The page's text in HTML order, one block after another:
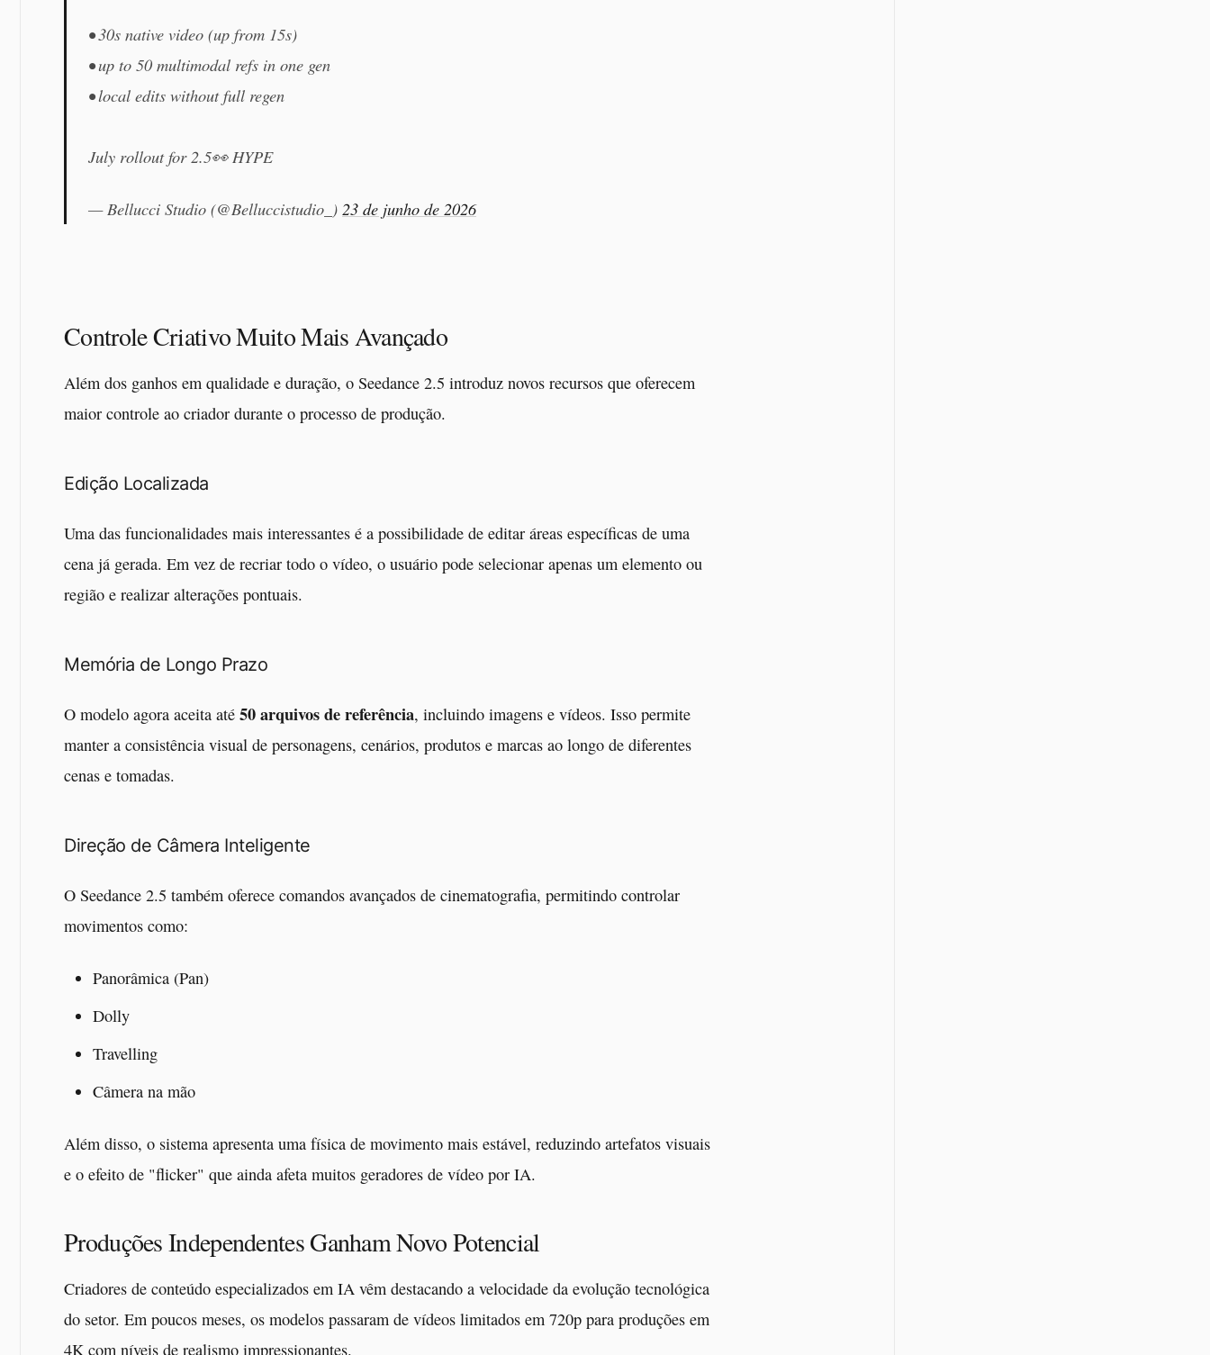
• 30s native video (up from 15s)
• up to 50 multimodal refs in one gen
• local edits without full regen
July rollout for 2.5👀 HYPE
— Bellucci Studio (@Belluccistudio_) 23 de junho de 2026
Controle Criativo Muito Mais Avançado
Além dos ganhos em qualidade e duração, o Seedance 2.5 introduz novos recursos que oferecem
maior controle ao criador durante o processo de produção.
Edição Localizada
Uma das funcionalidades mais interessantes é a possibilidade de editar áreas específicas de uma
cena já gerada. Em vez de recriar todo o vídeo, o usuário pode selecionar apenas um elemento ou
região e realizar alterações pontuais.
Memória de Longo Prazo
O modelo agora aceita até 50 arquivos de referência, incluindo imagens e vídeos. Isso permite
manter a consistência visual de personagens, cenários, produtos e marcas ao longo de diferentes
cenas e tomadas.
Direção de Câmera Inteligente
O Seedance 2.5 também oferece comandos avançados de cinematografia, permitindo controlar
movimentos como:
Panorâmica (Pan)
Dolly
Travelling
Câmera na mão
Além disso, o sistema apresenta uma física de movimento mais estável, reduzindo artefatos visuais
e o efeito de "flicker" que ainda afeta muitos geradores de vídeo por IA.
Produções Independentes Ganham Novo Potencial
Criadores de conteúdo especializados em IA vêm destacando a velocidade da evolução tecnológica
do setor. Em poucos meses, os modelos passaram de vídeos limitados em 720p para produções em
4K com níveis de realismo impressionantes.